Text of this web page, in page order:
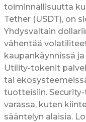
toiminnallisuutta
Tether (USDT), on
Yhdysvaltain
vähentää
kaupankäynnissä
Utility-tokenit
tai
tuotteisiin.
varassa, kuten
sääntelyn alaisia.